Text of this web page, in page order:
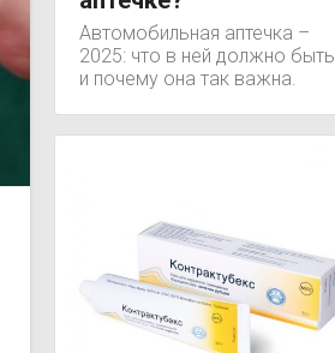
Автомобильная аптечка –
2025: что в ней должно быть
и почему она так важна.